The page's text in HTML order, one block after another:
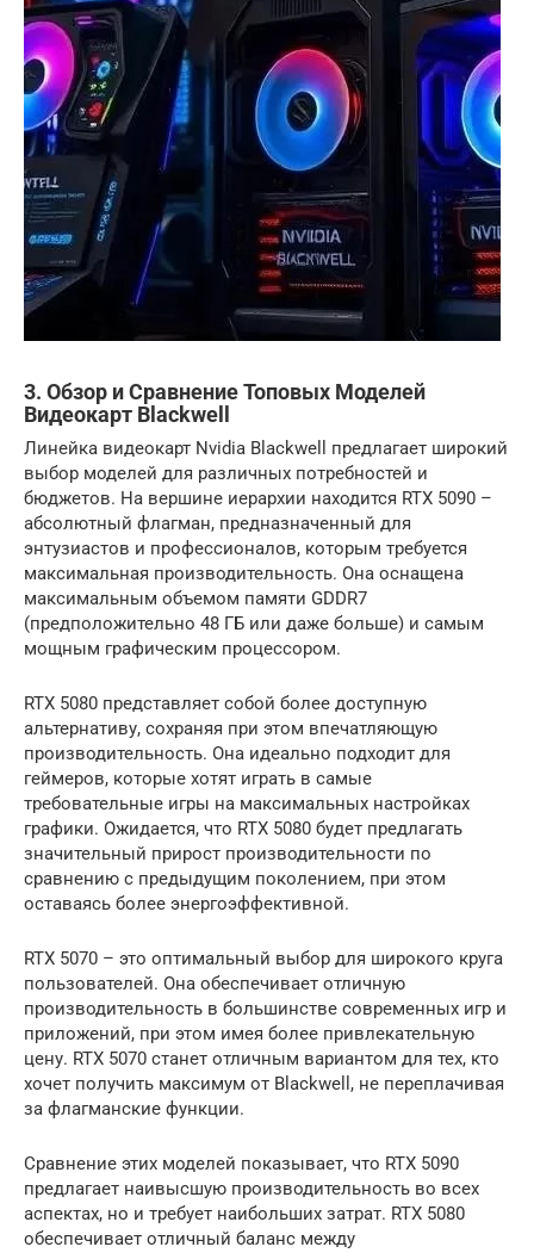
3. Обзор и Сравнение Топовых Моделей
Видеокарт Blackwell
Линейка видеокарт Nvidia Blackwell предлагает широкий
выбор моделей для различных потребностей и
бюджетов. На вершине иерархии находится RTX 5090 –
абсолютный флагман, предназначенный для
энтузиастов и профессионалов, которым требуется
максимальная производительность. Она оснащена
максимальным объемом памяти GDDR7
(предположительно 48 ГБ или даже больше) и самым
мощным графическим процессором.
RTX 5080 представляет собой более доступную
альтернативу, сохраняя при этом впечатляющую
производительность. Она идеально подходит для
геймеров, которые хотят играть в самые
требовательные игры на максимальных настройках
графики. Ожидается, что RTX 5080 будет предлагать
значительный прирост производительности по
сравнению с предыдущим поколением, при этом
оставаясь более энергоэффективной.
RTX 5070 – это оптимальный выбор для широкого круга
пользователей. Она обеспечивает отличную
производительность в большинстве современных игр и
приложений, при этом имея более привлекательную
цену. RTX 5070 станет отличным вариантом для тех, кто
хочет получить максимум от Blackwell, не переплачивая
за флагманские функции.
Сравнение этих моделей показывает, что RTX 5090
предлагает наивысшую производительность во всех
аспектах, но и требует наибольших затрат. RTX 5080
обеспечивает отличный баланс между